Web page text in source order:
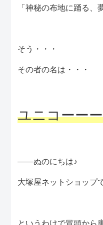
「神秘の布地に踊る、
そう・・・
その者の名は・・・
ユニコーー
――ぬのにちは♪
大塚屋ネットショップ